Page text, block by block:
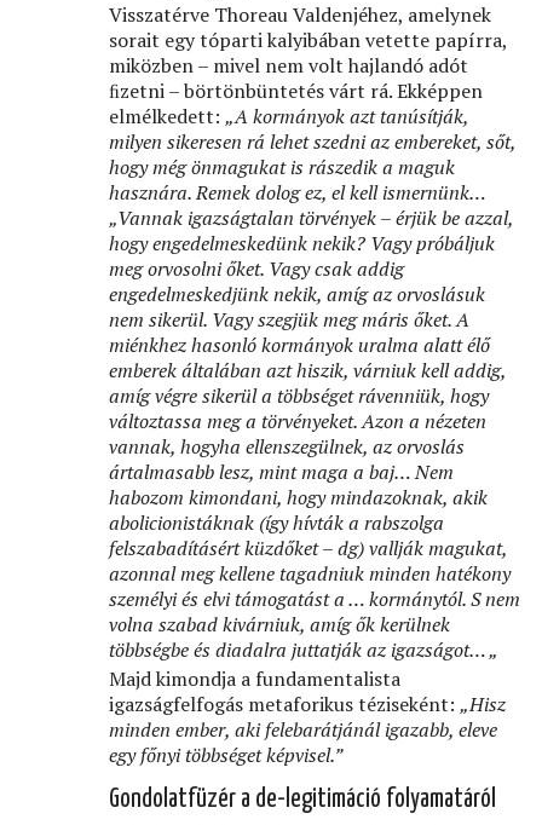
Visszatérve Thoreau Valdenjéhez, amelynek
sorait egy tóparti kalyibában vetette papírra,
miközben – mivel nem volt hajlandó adót
ﬁzetni – börtönbüntetés várt rá. Ekképpen
elmélkedett: „A kormányok azt tanúsítják,
milyen sikeresen rá lehet szedni az embereket, sőt,
hogy még önmagukat is rászedik a maguk
hasznára. Remek dolog ez, el kell ismernünk…
„Vannak igazságtalan törvények – érjük be azzal,
hogy engedelmeskedünk nekik? Vagy próbáljuk
meg orvosolni őket. Vagy csak addig
engedelmeskedjünk nekik, amíg az orvoslásuk
nem sikerül. Vagy szegjük meg máris őket. A
miénkhez hasonló kormányok uralma alatt élő
emberek általában azt hiszik, várniuk kell addig,
amíg végre sikerül a többséget rávenniük, hogy
változtassa meg a törvényeket. Azon a nézeten
vannak, hogyha ellenszegülnek, az orvoslás
ártalmasabb lesz, mint maga a baj… Nem
habozom kimondani, hogy mindazoknak, akik
abolicionistáknak (így hívták a rabszolga
felszabadításért küzdőket – dg) vallják magukat,
azonnal meg kellene tagadniuk minden hatékony
személyi és elvi támogatást a … kormánytól. S nem
volna szabad kivárniuk, amíg ők kerülnek
többségbe és diadalra juttatják az igazságot… „
Majd kimondja a fundamentalista
igazságfelfogás metaforikus téziseként: „Hisz
minden ember, aki felebarátjánál igazabb, eleve
egy főnyi többséget képvisel.”
Gondolatfüzér a de-legitimáció folyamatáról